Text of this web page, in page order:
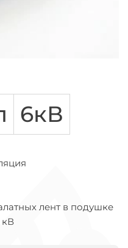
6кВ
лент в подушке
кВ